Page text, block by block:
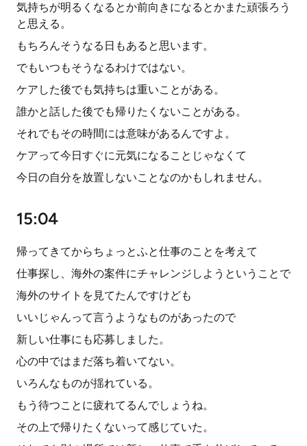
気持ちが明るくなるとか前向きになるとかまた頑張ろう
と思える。
もちろんそうなる日もあると思います。
でもいつもそうなるわけではない。
ケアした後でも気持ちは重いことがある。
誰かと話した後でも帰りたくないことがある。
それでもその時間には意味があるんですよ。
ケアって今日すぐに元気になることじゃなくて
今日の自分を放置しないことなのかもしれません。
15:04
帰ってきてからちょっとふと仕事のことを考えて
仕事探し、海外の案件にチャレンジしようということで
海外のサイトを見てたんですけども
いいじゃんって言うようなものがあったので
新しい仕事にも応募しました。
心の中ではまだ落ち着いてない。
いろんなものが揺れている。
もう待つことに疲れてるんでしょうね。
その上で帰りたくないって感じていた。